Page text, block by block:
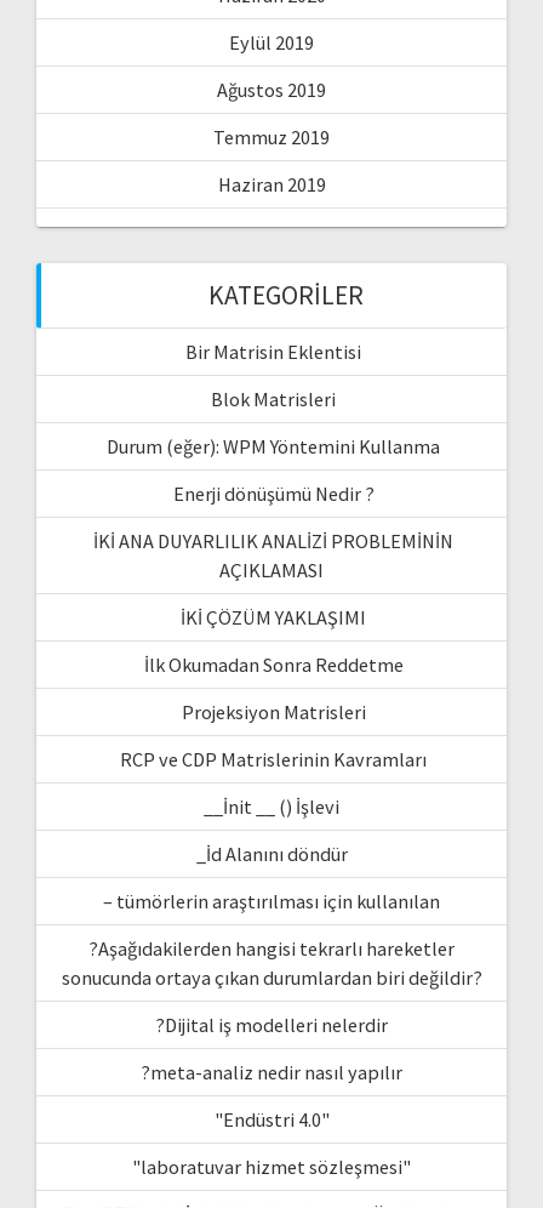
Eylül 2019
Ağustos 2019
Temmuz 2019
Haziran 2019
KATEGORILER
Bir Matrisin Eklentisi
Blok Matrisleri
Durum (eğer): WPM Yöntemini Kullanma
Enerji dönüşümü Nedir ?
İKİ ANA DUYARLILIK ANALİZİ PROBLEMİNİN
AÇIKLAMASI
İKİ ÇÖZÜM YAKLAŞIMI
İlk Okumadan Sonra Reddetme
Projeksiyon Matrisleri
RCP ve CDP Matrislerinin Kavramları
__İnit __ () İşlevi
_İd Alanını döndür
– tümörlerin araştırılması için kullanılan
?Aşağıdakilerden hangisi tekrarlı hareketler
sonucunda ortaya çıkan durumlardan biri değildir?
?Dijital iş modelleri nelerdir
?meta-analiz nedir nasıl yapılır
"Endüstri 4.0"
"laboratuvar hizmet sözleşmesi"